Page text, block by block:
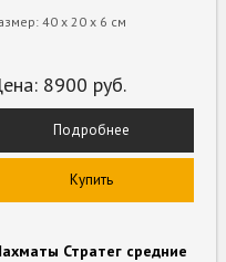
40 х 20 х 6 см
8900 руб.
Подробнее
Купить
Стратег средние